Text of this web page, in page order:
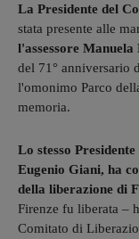
La Presidente del
stata presente alle
l'assessore Manuela
del 71° anniversario
l'omonimo Parco
memoria.
Lo stesso
Eugenio Giani, ha
della liberazione di
Firenze fu liberata –
Comitato di